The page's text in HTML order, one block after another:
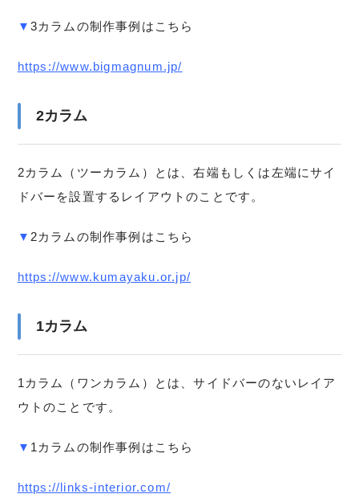
▼ 3カラムの制作事例はこちら
https://www.bigmagnum.jp/
2カラム
2カラム（ツーカラム）とは、右端もしくは左端にサイ
ドバーを設置するレイアウトのことです。
▼ 2カラムの制作事例はこちら
https://www.kumayaku.or.jp/
1カラム
1カラム（ワンカラム）とは、サイドバーのないレイア
ウトのことです。
▼ 1カラムの制作事例はこちら
https://links-interior.com/